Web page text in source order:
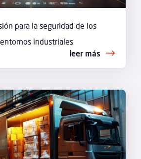
para la seguridad de los
industriales
leer más